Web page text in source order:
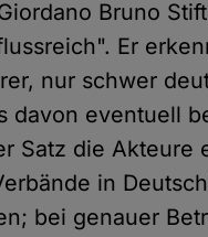
Bruno
Er
nur schwer
davon eventuell
Satz die Akteure
in
bei genauer